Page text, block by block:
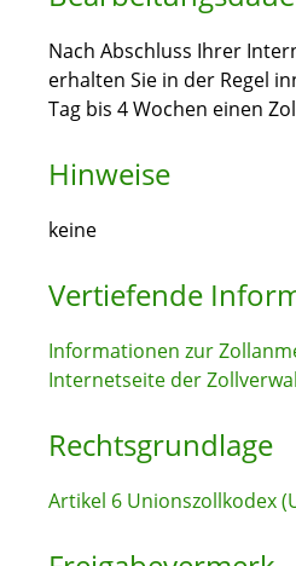
Nach Abschluss Ihrer
erhalten Sie in der Regel
Tag bis 4 Wochen einen
Hinweise
keine
Vertiefende
Informationen zur
Internetseite der
Rechtsgrundlage
Artikel 6 Unionszollkodex